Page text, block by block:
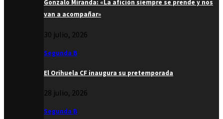
Gonzalo Miranda: «La afición siempre se prende y nos
van a acompañar»
30 julio, 2026
Segunda B
El Orihuela CF inaugura su pretemporada
28 julio, 2026
Segunda B